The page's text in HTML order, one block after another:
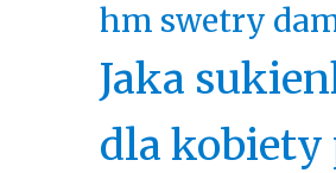
hm swetry
Jaka
dla kobiety